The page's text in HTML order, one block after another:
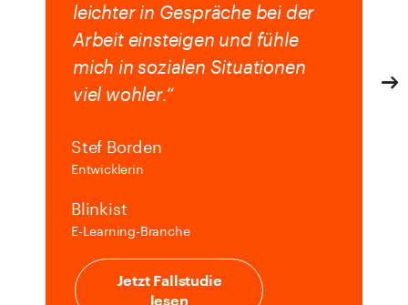
Stef Borden
Entwicklerin
Blinkist
E-Learning-Branche
Jetzt Fallstudie
lesen
leichter in Gespräche bei der
Arbeit einsteigen und fühle
mich in sozialen Situationen
viel wohler.“